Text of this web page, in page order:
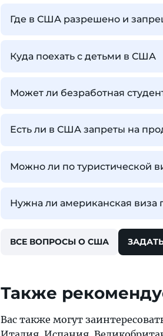
Где в США разрешено и
Куда поехать с детьми в США
Может ли безработная
Есть ли в США запреты на
Можно ли по туристической
Нужна ли американская
ВСЕ ВОПРОСЫ О США
Также
Вас также могут